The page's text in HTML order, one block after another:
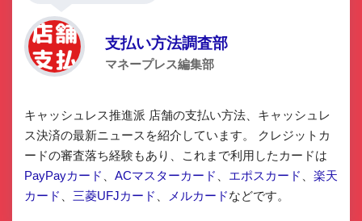
支払い方法調査部
マネープレス編集部
キャッシュレス推進派 店舗の支払い方法、キャッシュレ
ス決済の最新ニュースを紹介しています。 クレジットカ
ードの審査落ち経験もあり、これまで利用したカードは
PayPayカード
ACマスターカード エポスカード
楽天
カード
三菱UFJカード メルカードなどです。